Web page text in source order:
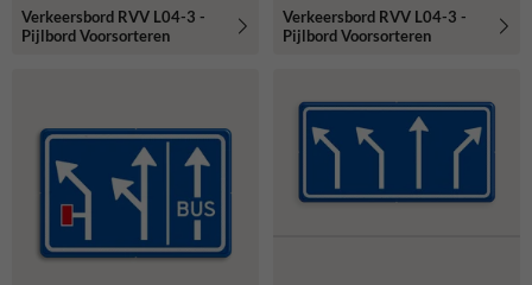
Verkeersbord RVV L04-3 -
Pijlbord Voorsorteren
Verkeersbord RVV L04-3 -
Pijlbord Voorsorteren